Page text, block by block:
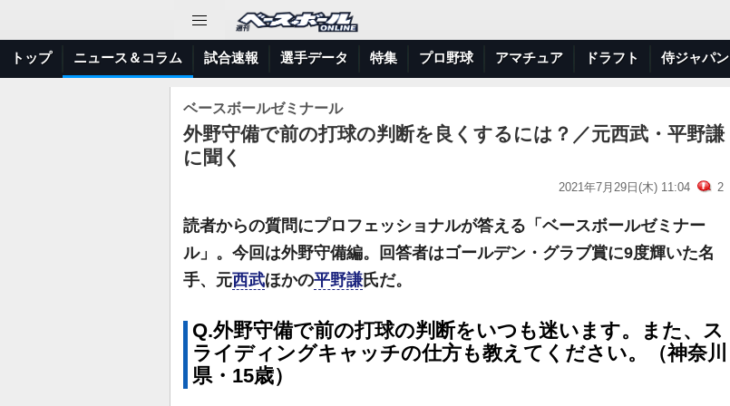
トップ ニュース＆コラム 試合速報 選手データ 特集 プロ野球 アマチュア ドラフト 侍ジャパン
ベースボールゼミナール
外野守備で前の打球の判断を良くするには？／元西武・平野謙
に聞く
2021年7月29日(木) 11:04 2
読者からの質問にプロフェッショナルが答える「ベースボールゼミナー
ル」。今回は外野守備編。回答者はゴールデン・グラブ賞に9度輝いた名
手、元西武ほかの平野謙氏だ。
Q.外野守備で前の打球の判断をいつも迷います。また、ス
ライディングキャッチの仕方も教えてください。（神奈川
県・15歳）